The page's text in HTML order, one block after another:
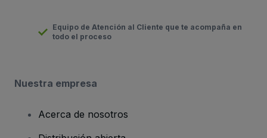
Equipo de Atención al Cliente que te acompaña en
todo el proceso
Nuestra empresa
Acerca de nosotros